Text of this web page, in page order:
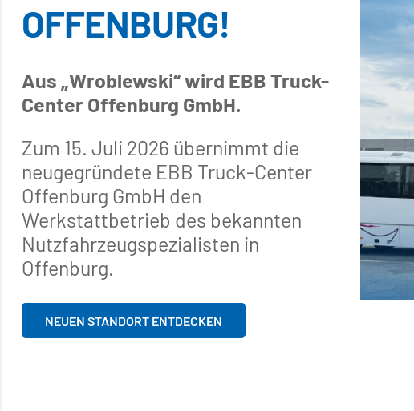
OFFENBURG!
Aus „Wroblewski“ wird EBB Truck-
Center Offenburg GmbH.
Zum 15. Juli 2026 übernimmt die
neugegründete EBB Truck-Center
Offenburg GmbH den
Werkstattbetrieb des bekannten
Nutzfahrzeugspezialisten in
Offenburg.
NEUEN STANDORT ENTDECKEN